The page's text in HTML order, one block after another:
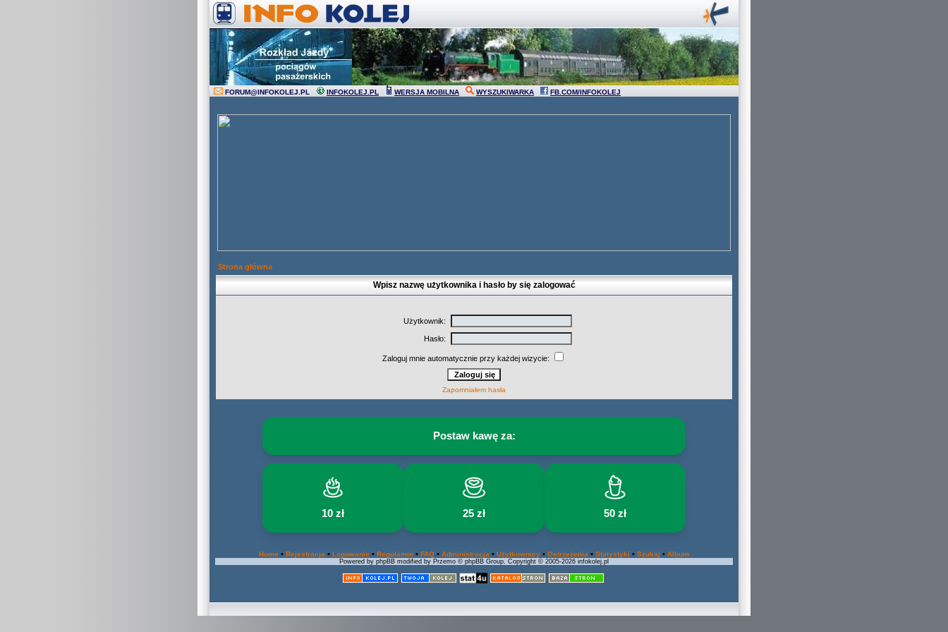
FORUM@INFOKOLEJ.PL INFOKOLEJ.PL WERSJA MOBILNA WYSZUKIWARKA FB.COM/INFOKOLEJ
Strona główna
Wpisz nazwę użytkownika i hasło by się zalogować
Użytkownik:
Hasło:
Zaloguj mnie automatycznie przy każdej wizycie:
Zapomniałem hasła
Postaw kawę za:
10 zł 25 zł 50 zł
Home • Rejestracja • Logowanie • Regulamin • FAQ • Administracja • Użytkownicy • Ostrzeżenia • Statystyki • Szukaj • Album
Powered by phpBB modified by Przemo © phpBB Group. Copyright © 2005-2026 infokolej.pl